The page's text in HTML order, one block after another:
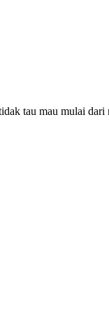
tau mau mulai dari